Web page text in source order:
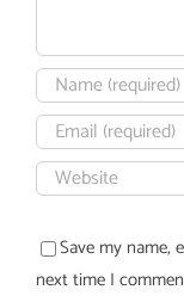
Save my name,
next time I